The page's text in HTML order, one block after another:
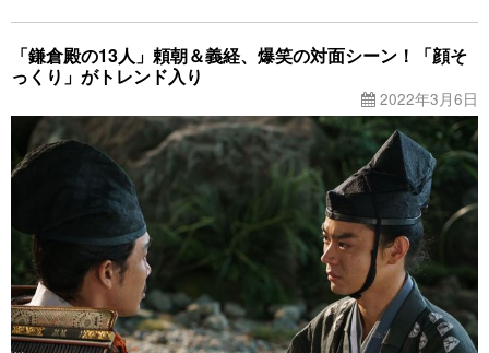
「鎌倉殿の13人」頼朝＆義経、爆笑の対面シーン！「顔そ
っくり」がトレンド入り
2022年3月6日